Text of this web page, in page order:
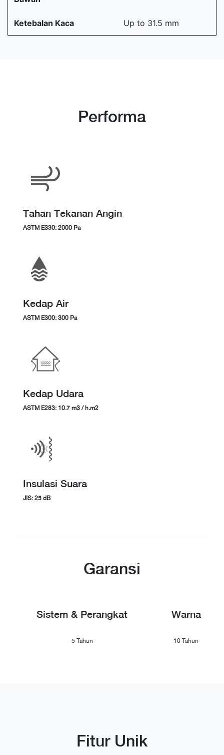
Ketebalan Kaca Up to 31.5 mm
Performa
Tahan Tekanan Angin
ASTM E330: 2000 Pa
Kedap Air
ASTM E300: 300 Pa
Kedap Udara
ASTM E283: 10.7 m3 / h.m2
Insulasi Suara
JIS: 25 dB
Garansi
Sistem & Perangkat Warna
5 Tahun 10 Tahun
Fitur Unik